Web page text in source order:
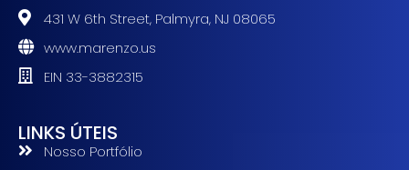
431 W 6th Street, Palmyra, NJ 08065
www.marenzo.us
EIN 33-3882315
LINKS ÚTEIS
Nosso Portfólio